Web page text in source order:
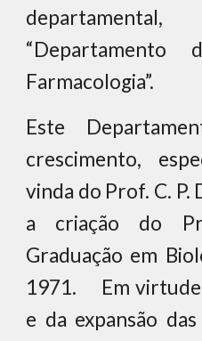
“Departamento
Farmacologia”.
Este
crescimento,
vinda do Prof. C. P.
a criação do
Graduação em
1971. Em virtude
e da expansão